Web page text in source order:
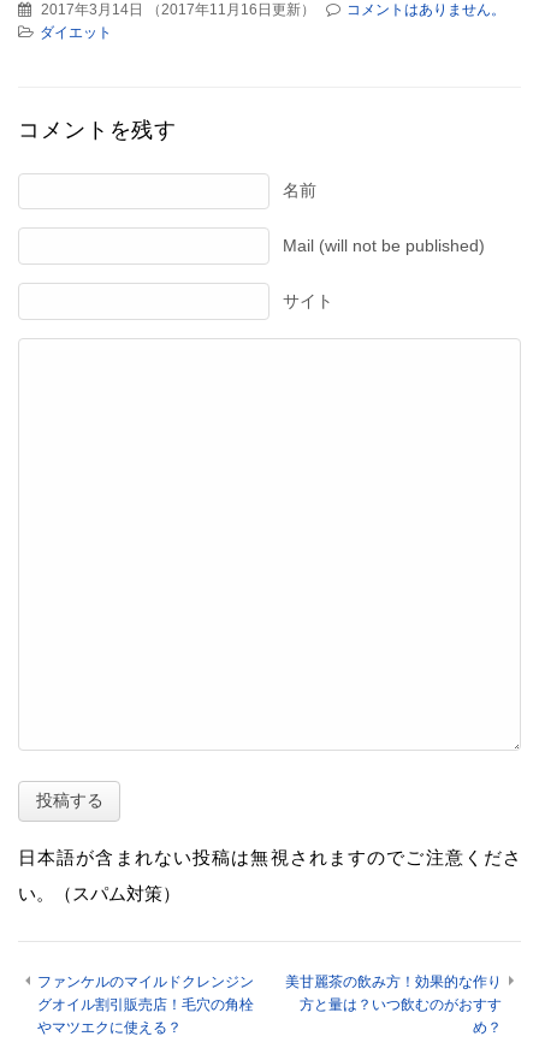
2017年3月14日 （2017年11月16日更新）
コメントはありません。
ダイエット
コメントを残す
名前
Mail (will not be published)
サイト
日本語が含まれない投稿は無視されますのでご注意くださ
い。（スパム対策）
ファンケルのマイルドクレンジン
グオイル割引販売店！毛穴の角栓
やマツエクに使える？
美甘麗茶の飲み方！効果的な作り
方と量は？いつ飲むのがおすす
め？